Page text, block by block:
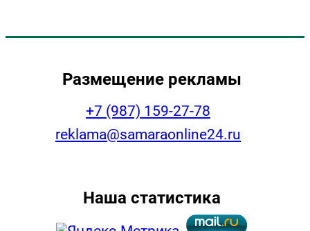
Размещение рекламы
+7 (987) 159-27-78
reklama@samaraonline24.ru
Наша статистика